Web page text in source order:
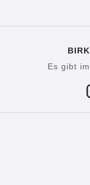
Es gibt